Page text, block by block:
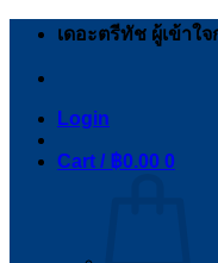
Skip
เดอะตรีทัช ผู้เข้าใ
Login
Cart / ฿0.00 0